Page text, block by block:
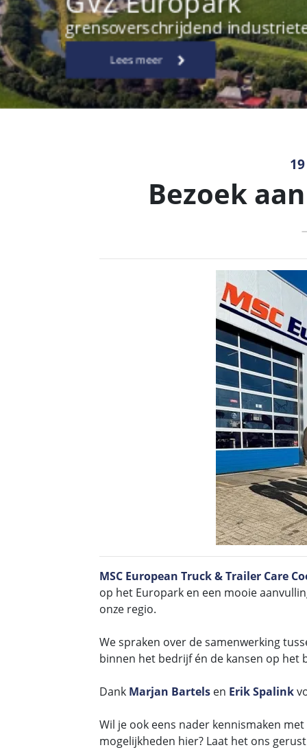
Bezoek
MSC European Truck & Trailer Care
op het Europark en een mooie
onze regio.
We spraken over de samenwerking
binnen het bedrijf én de kansen op het
Dank Marjan Bartels en Erik Spalink
Wil je ook eens nader kennismaken
mogelijkheden hier? Laat het ons